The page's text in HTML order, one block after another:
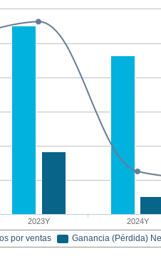
2023Y 2024Y
por ventas Ganancia (Pérdida)